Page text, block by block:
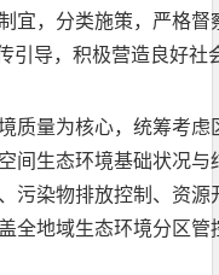
宜，分类施策，严格
引导，积极营造良好社
质量为核心，统筹考
间生态环境基础状况
污染物排放控制、资
全地域生态环境分区